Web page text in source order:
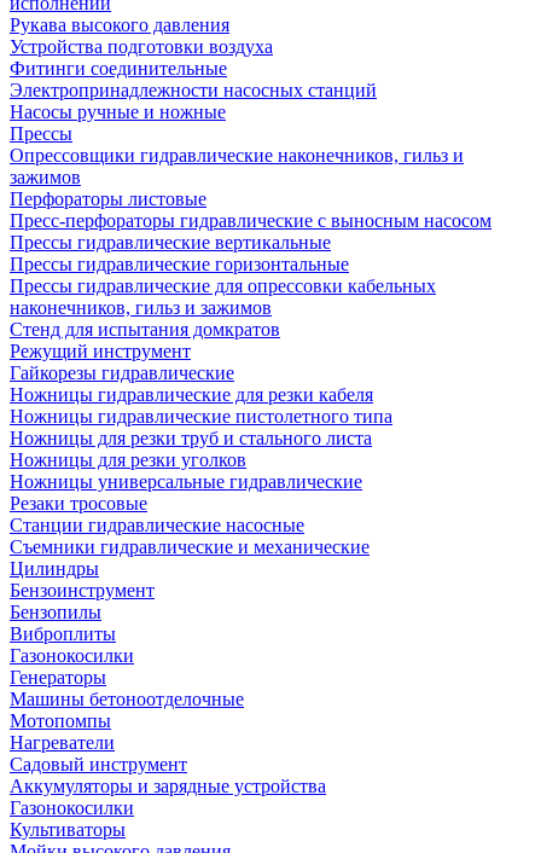
Рукава высокого давления
Устройства подготовки воздуха
Фитинги соединительные
Электропринадлежности насосных станций
Насосы ручные и ножные
Прессы
Опрессовщики гидравлические наконечников, гильз и
зажимов
Перфораторы листовые
Пресс-перфораторы гидравлические с выносным насосом
Прессы гидравлические вертикальные
Прессы гидравлические горизонтальные
Прессы гидравлические для опрессовки кабельных
наконечников, гильз и зажимов
Стенд для испытания домкратов
Режущий инструмент
Гайкорезы гидравлические
Ножницы гидравлические для резки кабеля
Ножницы гидравлические пистолетного типа
Ножницы для резки труб и стального листа
Ножницы для резки уголков
Ножницы универсальные гидравлические
Резаки тросовые
Станции гидравлические насосные
Съемники гидравлические и механические
Цилиндры
Бензоинструмент
Бензопилы
Виброплиты
Газонокосилки
Генераторы
Машины бетоноотделочные
Мотопомпы
Нагреватели
Садовый инструмент
Аккумуляторы и зарядные устройства
Газонокосилки
Культиваторы